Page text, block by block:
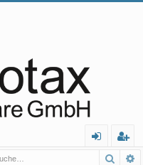
eg